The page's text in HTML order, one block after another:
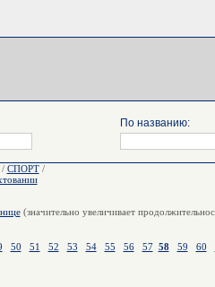
По названию:
СПОРТ/
(значительно увеличивает
50 51 52 53 54 55 56 57 58 59 60